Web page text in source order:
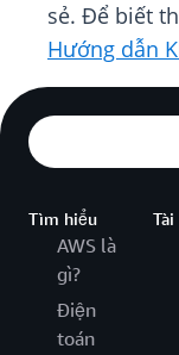
sẻ. Để biết
Hướng dẫn
Tìm hiểu
AWS là
gì?
Điện
toán
Tài